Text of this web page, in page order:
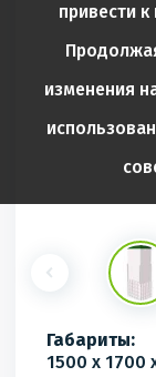
Габариты:
1500 x 1700
привести
изменения